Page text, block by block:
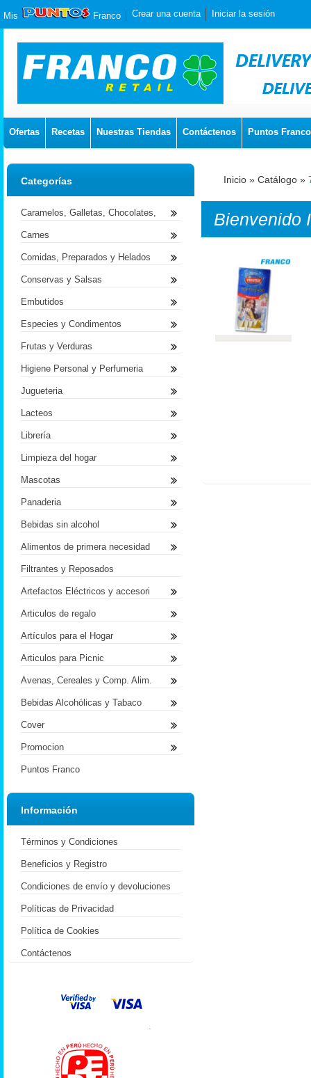
Mis Franco Crear una cuenta Iniciar la sesión
Ofertas Recetas Nuestras Tiendas Contáctenos Puntos Franco
Inicio » Catálogo »
Bienvenido
Categorías
Caramelos, Galletas, Chocolates,
Carnes
Comidas, Preparados y Helados
Conservas y Salsas
Embutidos
Especies y Condimentos
Frutas y Verduras
Higiene Personal y Perfumeria
Jugueteria
Lacteos
Librería
Limpieza del hogar
Mascotas
Panaderia
Bebidas sin alcohol
Alimentos de primera necesidad
Filtrantes y Reposados
Artefactos Eléctricos y accesori
Articulos de regalo
Artículos para el Hogar
Articulos para Picnic
Avenas, Cereales y Comp. Alim.
Bebidas Alcohólicas y Tabaco
Cover
Promocion
Puntos Franco
Información
Términos y Condiciones
Beneficios y Registro
Condiciones de envío y devoluciones
Políticas de Privacidad
Política de Cookies
Contáctenos
.